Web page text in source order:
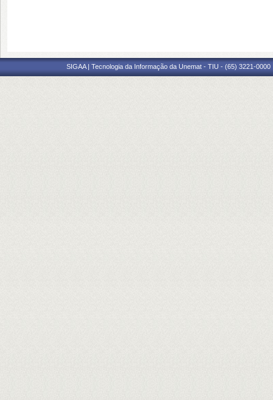
SIGAA | Tecnologia da Informação da Unemat - TIU - (65) 3221-